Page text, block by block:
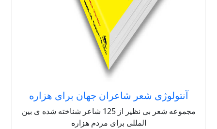
آنتولوژی شعر شاعران جهان برای هزاره
مجموعه شعر بی نظیر از 125 شاعر شناخته شده ی بین
المللی برای مردم هزاره